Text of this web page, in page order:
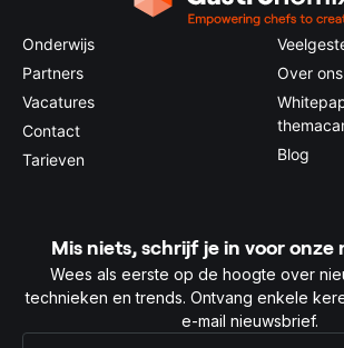
Onderwijs
Partners
Vacatures
Contact
Tarieven
Over ons
Blog
Mis niets, schrijf je in voor
Wees als eerste op de hoogte over
technieken en trends. Ontvang enkele
e-mail nieuwsbrief.